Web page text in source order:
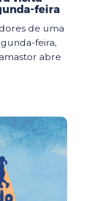
feira
de uma
feira,
abre